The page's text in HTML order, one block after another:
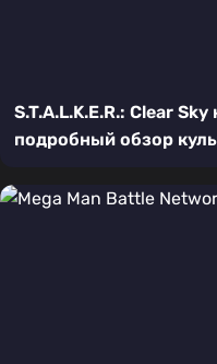
S.T.A.L.K.E.R.: Clear
подробный обзор